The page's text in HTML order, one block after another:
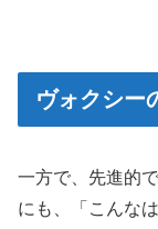
ヴォクシー
一方で、先進的
にも、「こんな